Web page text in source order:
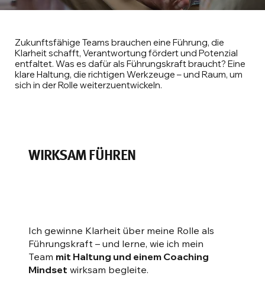
Zukunftsfähige Teams brauchen eine Führung, die
Klarheit schafft, Verantwortung fördert und Potenzial
entfaltet. Was es dafür als Führungskraft braucht? Eine
klare Haltung, die richtigen Werkzeuge – und Raum, um
sich in der Rolle weiterzuentwickeln.
WIRKSAM FÜHREN
Ich gewinne Klarheit über meine Rolle als
Führungskraft – und lerne, wie ich mein
Team mit Haltung und einem Coaching
Mindset wirksam begleite.